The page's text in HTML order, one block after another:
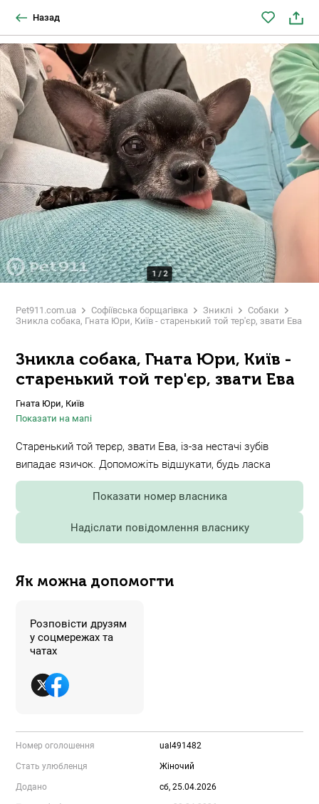
Назад
1/2
Pet911.com.ua Софіївська борщагівка Зниклі
Собаки
Зникла собака, Гната Юри, Київ - старенький той тер'єр, звати Ева
Зникла собака, Гната Юри, Київ -
старенький той тер'єр, звати Ева
Гната Юри, Київ
Показати на мапі
Старенький той терєр, звати Ева, із-за нестачі зубів
випадає язичок. Допоможіть відшукати, будь ласка
Показати номер власника
Надіслати повідомлення власнику
Як можна допомогти
Розповісти друзям
у соцмережах та
чатах
Номер оголошення ual491482
Стать улюбленця Жіночий
Додано сб, 25.04.2026